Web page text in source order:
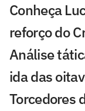
Conheça
reforço do
Análise
ida das
Torcedores